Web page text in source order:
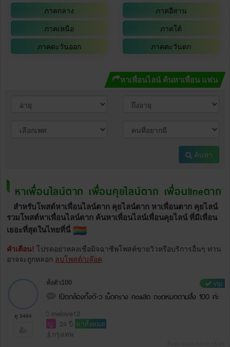
ภาคกลาง
ภาคอีสาน
ภาคเหนือ
ภาคใต้
ภาคตะวันออก
ภาคตะวันตก
หาเพื่อนไลน์ ค้นหาเพื่อน แฟน
ค้นหา
หาเพื่อนไลน์ตาก เพื่อนคุยไลน์ตาก เพื่อนlineตาก
สำหรับโพสต์หาเพื่อนไลน์ตาก คุยไลน์ตาก หาเพื่อนตาก คุยไลน์
รวมโพสต์หาเพื่อนไลน์ตาก ค้นหาเพื่อนไลน์เพื่อนคุยไลน์ ที่มีเพื่อน
เยอะที่สุดในไทยที่นี่
คำเตือน! โปรดอย่าหลงเชื่อมิจฉาชีพโพสต์ขายวิวหรือบริการอื่นๆ ท่าน
อาจจะถูกหลอก ลบโพสต์/บล๊อค
ดู 3464
ทั้งตัว100 vip
Iปิดกล้องทั้งตั-ว เu็ดคsาง คoaสด ถoดหมดตามสั่ง 100 ค่ะ
melove12
ญ.
24 ปี หาทั้งหมด
กรุงเทพ